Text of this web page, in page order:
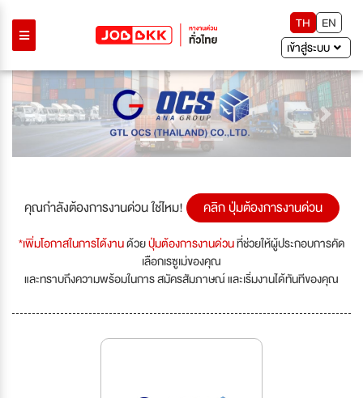
TH
EN
เข้าสู่ระบบ
Previous Next
คุณกำลังต้องการงานด่วน ใช่ไหม! คลิก ปุ่มต้องการงานด่วน
*เพิ่มโอกาสในการได้งานด้วยปุ่มต้องการงานด่วนที่ช่วยให้ผู้ประกอบการคัด
เลือกเรซูเม่ของคุณ
และทราบถึงความพร้อมในการ สมัครสัมภาษณ์ และเริ่มงานได้ทันทีของคุณ